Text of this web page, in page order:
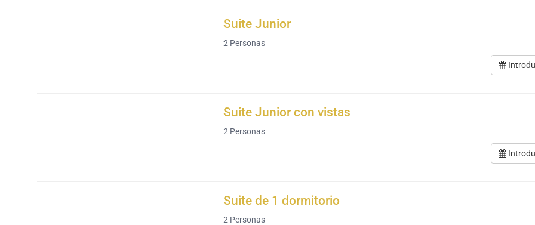
Suite Junior
2 Personas
Suite Junior con vistas
2 Personas
Suite de 1 dormitorio
2 Personas